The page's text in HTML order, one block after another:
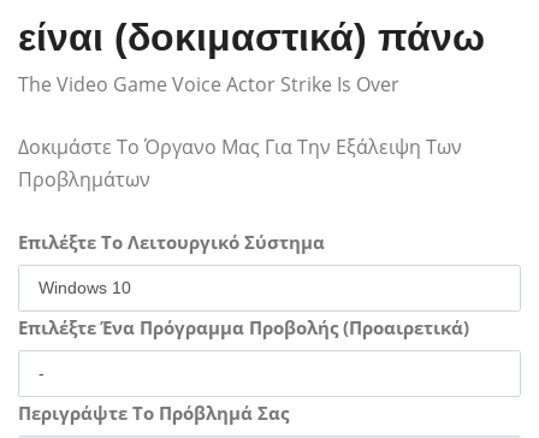
είναι (δοκιμαστικά) πάνω
The Video Game Voice Actor Strike Is Over
Δοκιμάστε Το Όργανο Μας Για Την Εξάλειψη Των
Προβλημάτων
Επιλέξτε Το Λειτουργικό Σύστημα
Επιλέξτε Ένα Πρόγραμμα Προβολής (Προαιρετικά)
Περιγράψτε Το Πρόβλημά Σας